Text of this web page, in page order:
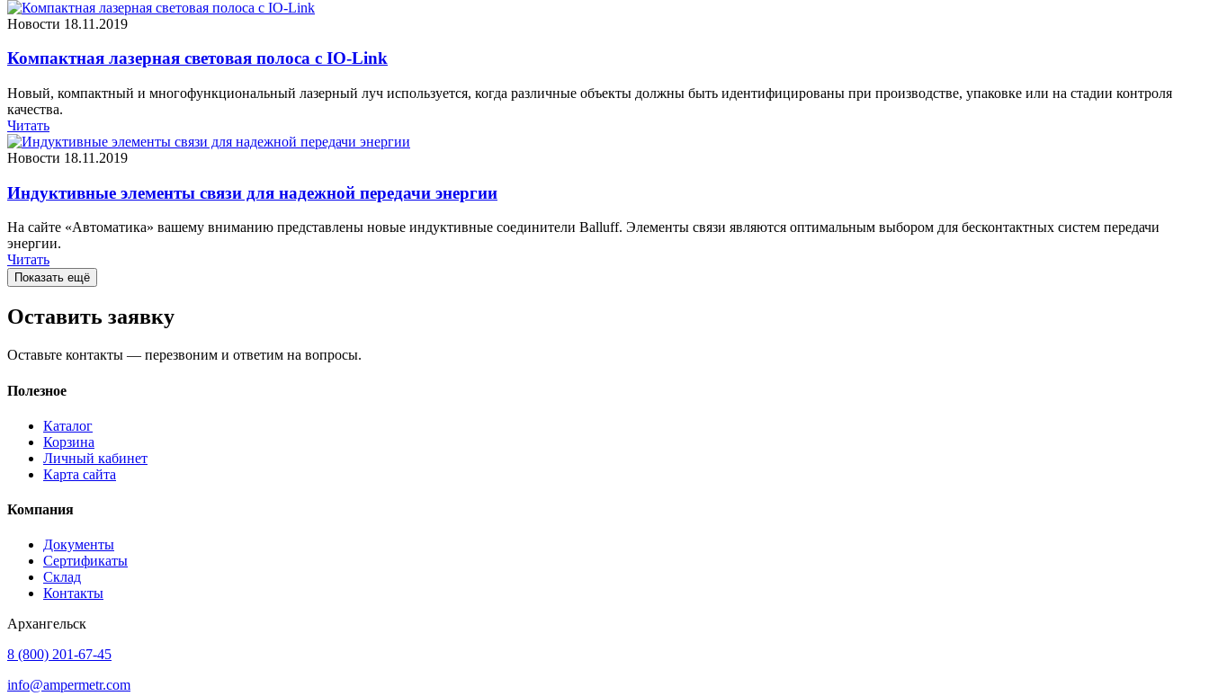
Новости 18.11.2019
Компактная лазерная световая полоса с IO-Link
Новый, компактный и многофункциональный лазерный луч используется, когда различные объекты должны быть идентифицированы при производстве, упаковке или на стадии контроля
качества.
Читать
Новости 18.11.2019
Индуктивные элементы связи для надежной передачи энергии
На сайте «Автоматика» вашему вниманию представлены новые индуктивные соединители Balluff. Элементы связи являются оптимальным выбором для бесконтактных систем передачи
энергии.
Читать
Показать ещё
Оставить заявку
Оставьте контакты — перезвоним и ответим на вопросы.
Полезное
Каталог
Корзина
Личный кабинет
Карта сайта
Компания
Документы
Сертификаты
Склад
Контакты
Архангельск
8 (800) 201-67-45
info@ampermetr.com